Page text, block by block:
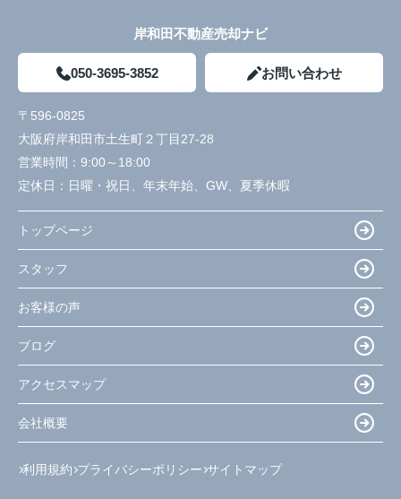
岸和田不動産売却ナビ
050-3695-3852 お問い合わせ
〒596-0825
大阪府岸和田市土生町２丁目27-28
営業時間： 9:00～18:00
定休日： 日曜・祝日、年末年始、GW、夏季休暇
トップページ
スタッフ
お客様の声
ブログ
アクセスマップ
会社概要
利用規約 プライバシーポリシー サイトマップ